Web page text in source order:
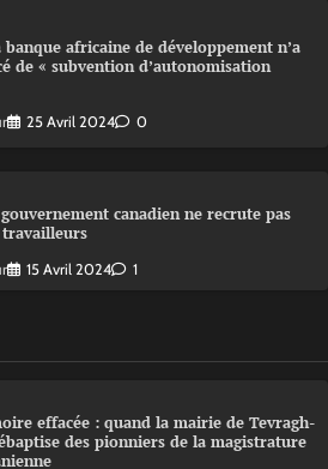
banque africaine de développement n’a
de « subvention d’autonomisation
25 Avril 2024 0
canadien ne recrute pas
travailleurs
15 Avril 2024 1
effacée : quand la mairie de Tevragh-
des pionniers de la magistrature